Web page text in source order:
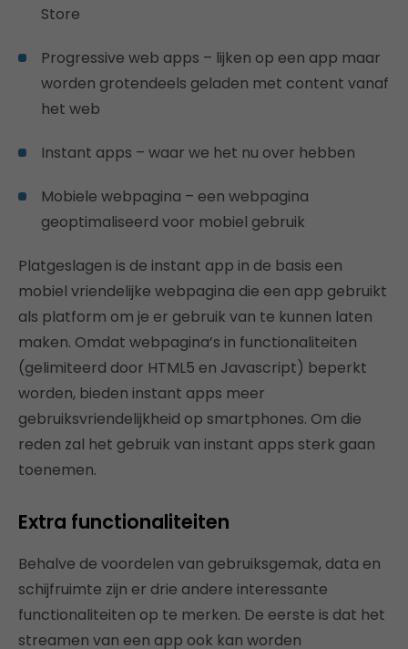
Store
Progressive web apps – lijken op een app maar
worden grotendeels geladen met content vanaf
het web
Instant apps – waar we het nu over hebben
Mobiele webpagina – een webpagina
geoptimaliseerd voor mobiel gebruik
Platgeslagen is de instant app in de basis een
mobiel vriendelijke webpagina die een app gebruikt
als platform om je er gebruik van te kunnen laten
maken. Omdat webpagina’s in functionaliteiten
(gelimiteerd door HTML5 en Javascript) beperkt
worden, bieden instant apps meer
gebruiksvriendelijkheid op smartphones. Om die
reden zal het gebruik van instant apps sterk gaan
toenemen.
Extra functionaliteiten
Behalve de voordelen van gebruiksgemak, data en
schijfruimte zijn er drie andere interessante
functionaliteiten op te merken. De eerste is dat het
streamen van een app ook kan worden